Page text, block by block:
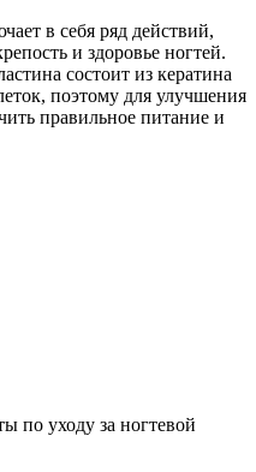
в себя ряд действий,
и здоровье ногтей.
состоит из кератина
поэтому для улучшения
правильное питание и
по уходу за ногтевой